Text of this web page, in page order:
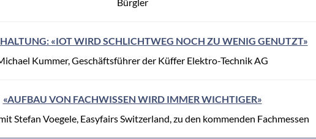
«IOT WIRD SCHLICHTWEG NOCH ZU WENIG GENUTZT»
Kummer, Geschäftsführer der Küffer Elektro-Technik AG
«AUFBAU VON FACHWISSEN WIRD IMMER WICHTIGER»
Stefan Voegele, Easyfairs Switzerland, zu den kommenden Fachmessen